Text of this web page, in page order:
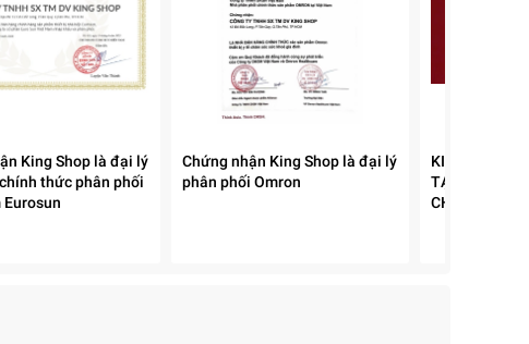
King Shop là đại lý
thức phân phối
Eurosun
Chứng nhận King Shop là đại lý
phân phối Omron
KING SHOP
TẠI HỘI NGHỊ
CHIẾN LƯỢC